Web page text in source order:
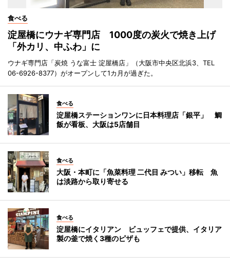
食べる
淀屋橋にウナギ専門店 1000度の炭火で焼き上げ
「外カリ、中ふわ」に
ウナギ専門店「炭焼 うな富士 淀屋橋店」（大阪市中央区北浜3、TEL
06-6926-8377）がオープンして1カ月が過ぎた。
食べる
淀屋橋ステーションワンに日本料理店「銀平」 鯛
飯が看板、大阪は5店舗目
食べる
大阪・本町に「魚菜料理 二代目 みつい」移転 魚
は淡路から取り寄せる
食べる
淀屋橋にイタリアン ビュッフェで提供、イタリア
製の釜で焼く3種のピザも